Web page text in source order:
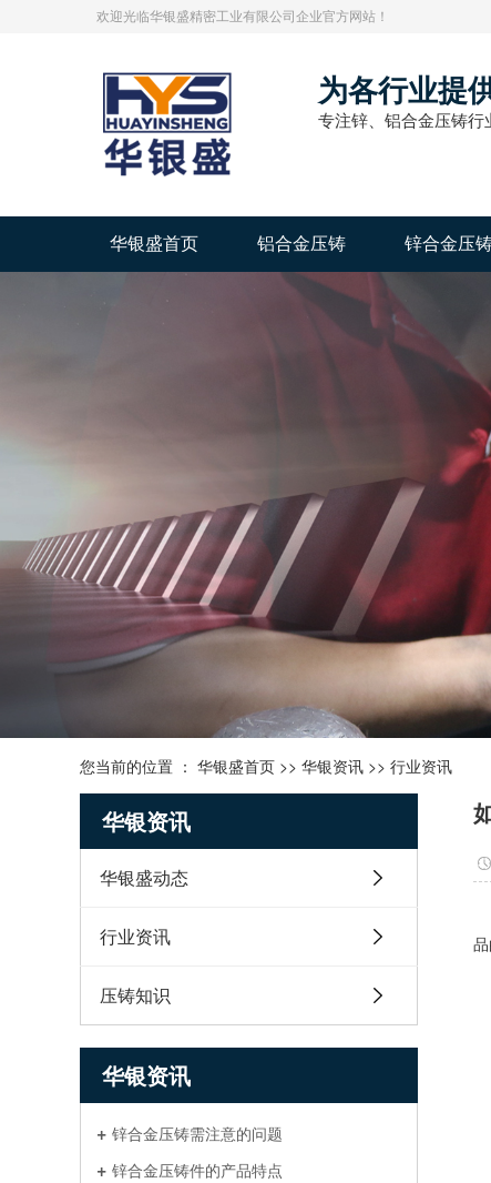
欢迎光临华银盛精密工业有限公司企业官方网站！
为各行业提
专注锌、铝合金压铸行
华银盛首页 铝合金压铸 锌合金压
您当前的位置 ： 华银盛首页 >> 华银资讯 >> 行业资讯
华银资讯
华银盛动态
行业资讯
压铸知识
华银资讯
锌合金压铸需注意的问题
锌合金压铸件的产品特点